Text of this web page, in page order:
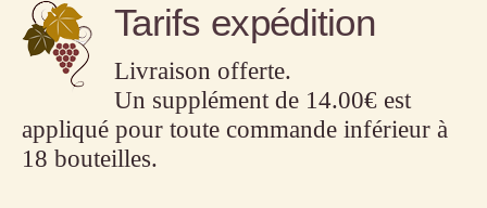
Tarifs expédition
Livraison offerte.
Un supplément de 14.00€ est
appliqué pour toute commande inférieur à
18 bouteilles.